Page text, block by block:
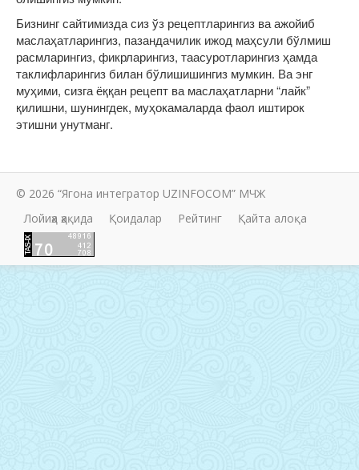
Бизнинг сайтимизда сиз ўз рецептларингиз ва ажойиб
маслаҳатларингиз, пазандачилик ижод маҳсули бўлмиш
расмларингиз, фикрларингиз, таасуротларингиз ҳамда
таклифларингиз билан бўлишишингиз мумкин. Ва энг
муҳими, сизга ёққан рецепт ва маслаҳатларни “лайк”
қилишни, шунингдек, муҳокамаларда фаол иштирок
этишни унутманг.
© 2026 “Ягона интегратор UZINFOCOM” МЧЖ
Лойиҳа ҳақида
Қоидалар Рейтинг Қайта алоқа